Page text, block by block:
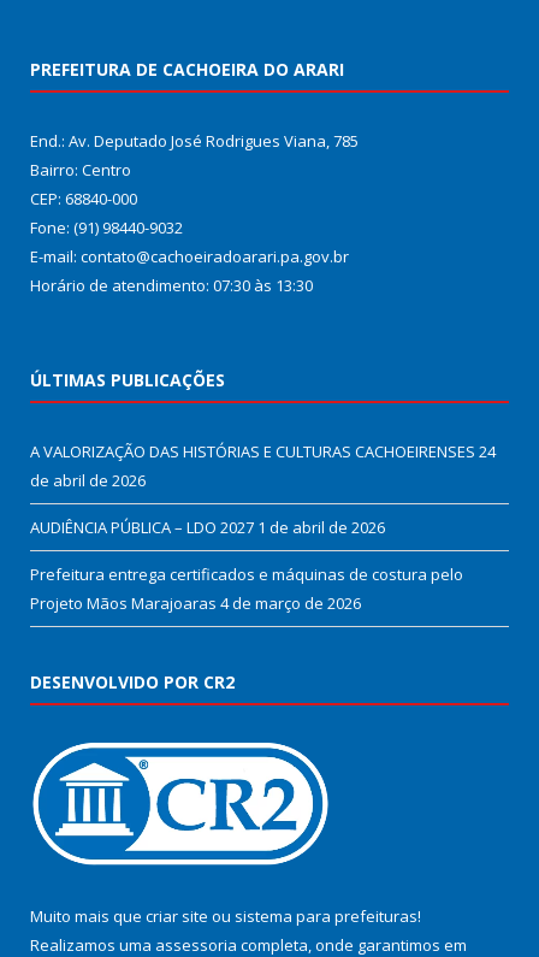
PREFEITURA DE CACHOEIRA DO ARARI
End.: Av. Deputado José Rodrigues Viana, 785
Bairro: Centro
CEP: 68840-000
Fone: (91) 98440-9032
E-mail: contato@cachoeiradoarari.pa.gov.br
Horário de atendimento: 07:30 às 13:30
ÚLTIMAS PUBLICAÇÕES
A VALORIZAÇÃO DAS HISTÓRIAS E CULTURAS CACHOEIRENSES 24
de abril de 2026
AUDIÊNCIA PÚBLICA – LDO 2027 1 de abril de 2026
Prefeitura entrega certificados e máquinas de costura pelo
Projeto Mãos Marajoaras 4 de março de 2026
DESENVOLVIDO POR CR2
Muito mais que criar site ou sistema para prefeituras!
Realizamos uma assessoria completa, onde garantimos em